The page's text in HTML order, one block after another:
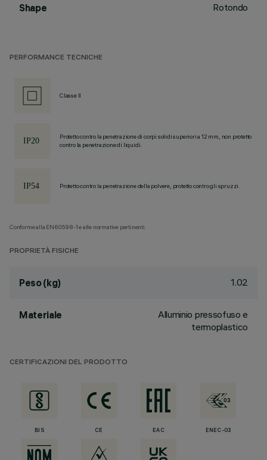
Shape Rotondo
PERFORMANCE TECNICHE
Classe II
Protetto contro la penetrazione di corpi solidi superiori a 12 mm, non protetto
contro la penetrazione di liquidi.
Protetto contro la penetrazione della polvere, protetto contro gli spruzzi.
Conforme alla EN60598-1 e alle normative pertinenti.
PROPRIETÀ FISICHE
Peso (kg) 1.02
Materiale
Alluminio pressofuso e
termoplastico
CERTIFICAZIONI DEL PRODOTTO
BIS CE EAC ENEC-03